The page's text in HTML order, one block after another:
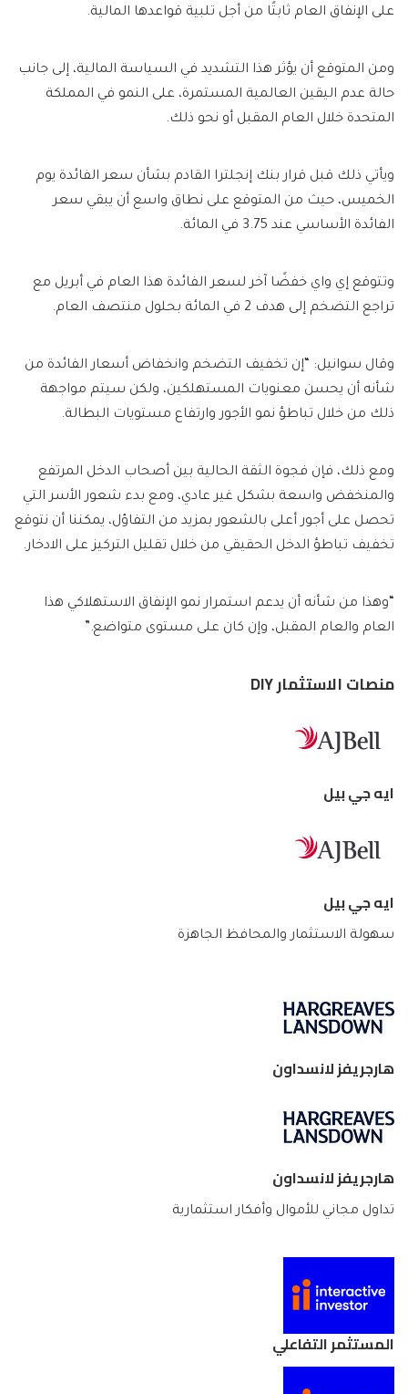
على الإنفاق العام ثابتًا من أجل تلبية قواعدها المالية.
ومن المتوقع أن يؤثر هذا التشديد في السياسة المالية، إلى جانب
حالة عدم اليقين العالمية المستمرة، على النمو في المملكة
المتحدة خلال العام المقبل أو نحو ذلك.
ويأتي ذلك قبل قرار بنك إنجلترا القادم بشأن سعر الفائدة يوم
الخميس، حيث من المتوقع على نطاق واسع أن يبقي سعر
الفائدة الأساسي عند 3.75 في المائة.
وتتوقع إي واي خفضًا آخر لسعر الفائدة هذا العام في أبريل مع
تراجع التضخم إلى هدف 2 في المائة بحلول منتصف العام.
وقال سوانيل: “إن تخفيف التضخم وانخفاض أسعار الفائدة من
شأنه أن يحسن معنويات المستهلكين، ولكن سيتم مواجهة
ذلك من خلال تباطؤ نمو الأجور وارتفاع مستويات البطالة.
ومع ذلك، فإن فجوة الثقة الحالية بين أصحاب الدخل المرتفع
والمنخفض واسعة بشكل غير عادي، ومع بدء شعور الأسر التي
تحصل على أجور أعلى بالشعور بمزيد من التفاؤل، يمكننا أن نتوقع
تخفيف تباطؤ الدخل الحقيقي من خلال تقليل التركيز على الادخار.
“وهذا من شأنه أن يدعم استمرار نمو الإنفاق الاستهلاكي هذا
العام والعام المقبل، وإن كان على مستوى متواضع.”
منصات الاستثمار DIY
ايه جي بيل
ايه جي بيل
سهولة الاستثمار والمحافظ الجاهزة
هارجريفز لانسداون
هارجريفز لانسداون
تداول مجاني للأموال وأفكار استثمارية
المستثمر التفاعلي